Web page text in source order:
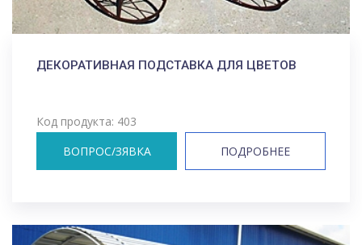
ДЕКОРАТИВНАЯ ПОДСТАВКА ДЛЯ ЦВЕТОВ
Код продукта: 403
ВОПРОС/ЗЯВКА
ПОДРОБНЕЕ